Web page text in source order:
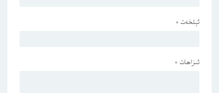
ئېلخەت *
ئىزاھات *